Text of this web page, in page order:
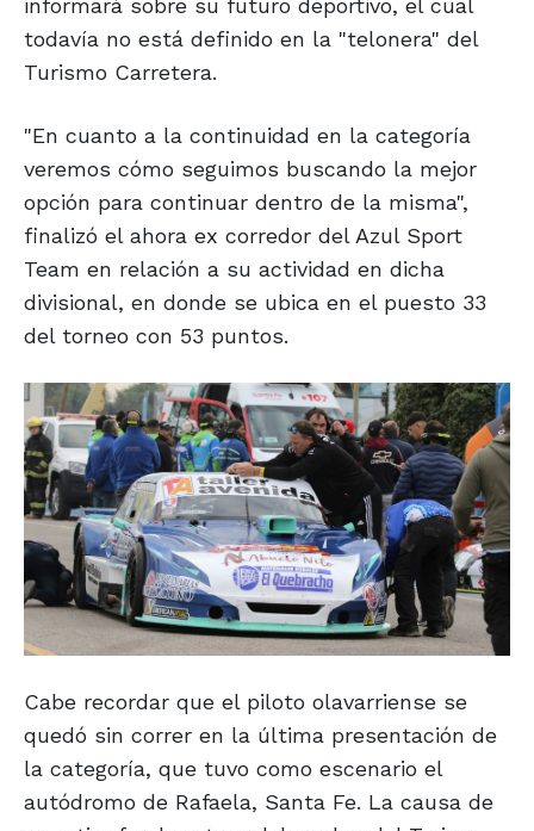
informará sobre su futuro deportivo, el cual
todavía no está definido en la "telonera" del
Turismo Carretera.
"En cuanto a la continuidad en la categoría
veremos cómo seguimos buscando la mejor
opción para continuar dentro de la misma",
finalizó el ahora ex corredor del Azul Sport
Team en relación a su actividad en dicha
divisional, en donde se ubica en el puesto 33
del torneo con 53 puntos.
Cabe recordar que el piloto olavarriense se
quedó sin correr en la última presentación de
la categoría, que tuvo como escenario el
autódromo de Rafaela, Santa Fe. La causa de